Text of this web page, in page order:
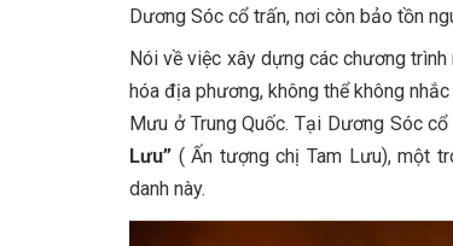
Dương Sóc cổ trấn, nơi còn bảo tồn
Nói về việc xây dựng các chương
hóa địa phương, không thể không
Mưu ở Trung Quốc. Tại Dương Sóc
Lưu” ( Ấn tượng chị Tam Lưu), một
danh này.